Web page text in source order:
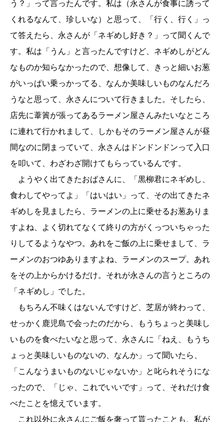
う？」って言ったんです。私は（永さんが食事に誘って
くれるなんて、珍しいな）と思って、「行く、行く」っ
て答えたら、永さんが「ネギめし好き？」って聞くんで
す。私は「うん」と言ったんですけど、ネギめしがどん
なものか知らなかったので、想像して、きっと細いお葱
がいっぱい乗っかってる、なんか美味しいものなんだろ
うなと思って、永さんについて行きました。そしたら、
店先に葦簀が張ってあるラーメン屋さんみたいなところ
に連れて行かれまして、しかもそのラーメン屋さんが昼
間なのに閉まっていて、永さんはドンドンドンって入口
を叩いて、わざわざ開けてもらっているんです。
ようやく出てきたおばさんに、「黒柳君にネギめし、
食わしてやってよ」「はいはい」って、その出てきたネ
ギめしを見ましたら、ラーメンの上に乗せるお葱ありま
すよね、よく切れてなくて終りの方がくっついちゃった
りしてるようなやつ。あれをご飯の上に乗せまして、ラ
ーメンのおつゆありますよね、ラーメンのスープ。あれ
をその上からかけるだけ。それが永さんの言うところの
「ネギめし」でした。
もちろん不味くはないんですけど、芝居が終わって、
せっかく鹿児島で会ったのだから、もうちょっと美味し
いものを食べたいなと思って、永さんに「ねえ、もうち
ょっと美味しいものないの、なんか」って聞いたら、
「こんなうまいものないじゃないか」と叱られそうにな
ったので、「じゃ、これでいいです」って、それだけ食
べたことを憶えています。
これ以外に永さんにご飯を奢って貰ったことも、私が